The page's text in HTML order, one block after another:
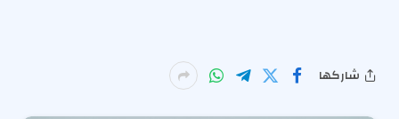
شاركها